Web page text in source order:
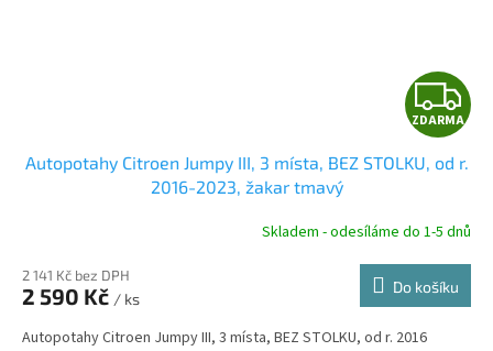
Z
D
R
ZDARMA
Autopotahy Citroen Jumpy III, 3 místa, BEZ STOLKU, od r.
2016-2023, žakar tmavý
Skladem - odesíláme do 1-5 dnů
2 141 Kč bez DPH
2 590 Kč / ks
Do košíku
Autopotahy Citroen Jumpy III, 3 místa, BEZ STOLKU, od r. 2016